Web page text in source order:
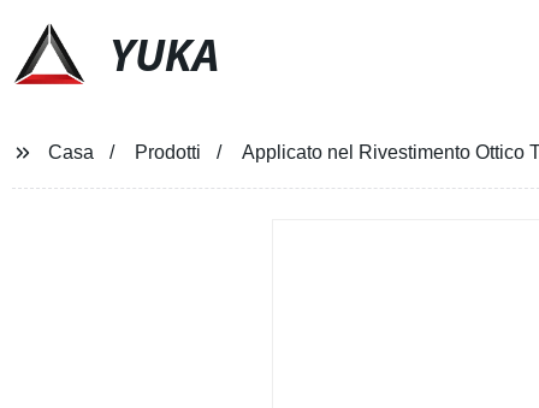
YUKA
Casa Prodotti Applicato nel Rivestimento Ottico